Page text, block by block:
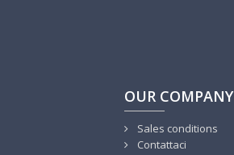
OUR COMPANY
Sales conditions
Contattaci